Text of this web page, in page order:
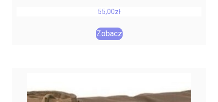
55,00zł
Zobacz